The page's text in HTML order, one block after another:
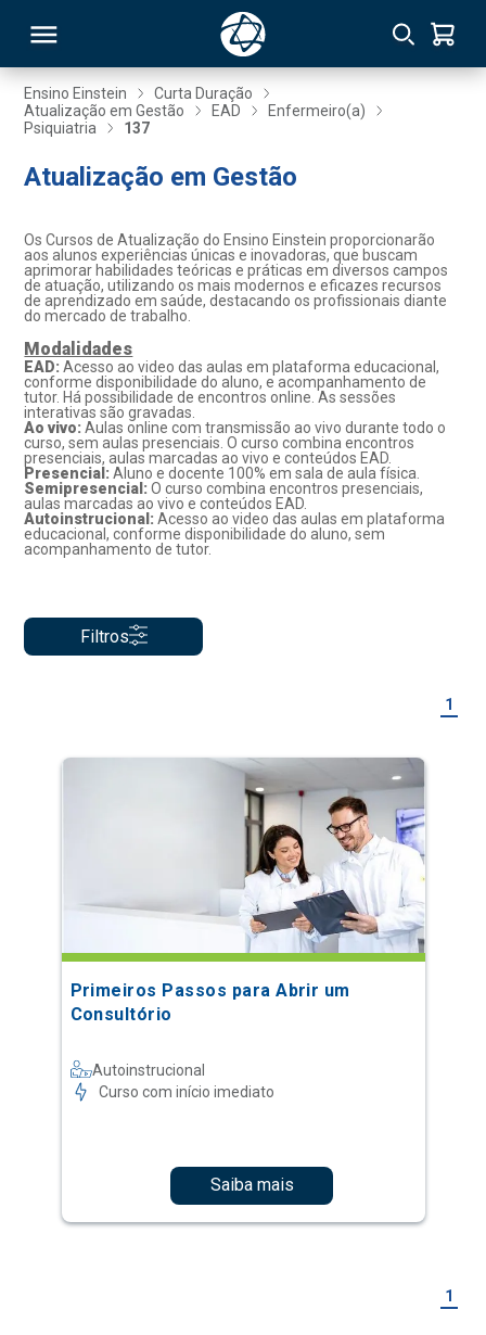
Ensino Einstein
Curta Duração
Atualização em Gestão
EAD
Enfermeiro(a)
Psiquiatria
137
Atualização em Gestão
Os Cursos de Atualização do Ensino Einstein proporcionarão
aos alunos experiências únicas e inovadoras, que buscam
aprimorar habilidades teóricas e práticas em diversos campos
de atuação, utilizando os mais modernos e eficazes recursos
de aprendizado em saúde, destacando os profissionais diante
do mercado de trabalho.
Modalidades
EAD:Acesso ao video das aulas em plataforma educacional,
conforme disponibilidade do aluno, e acompanhamento de
tutor. Há possibilidade de encontros online. As sessões
interativas são gravadas.
Ao vivo: Aulas online com transmissão ao vivo durante todo o
curso, sem aulas presenciais. O curso combina encontros
presenciais, aulas marcadas ao vivo e conteúdos EAD.
Presencial:Aluno e docente 100% em sala de aula física.
Semipresencial:O curso combina encontros presenciais,
aulas marcadas ao vivo e conteúdos EAD.
Autoinstrucional:Acesso ao video das aulas em plataforma
educacional, conforme disponibilidade do aluno, sem
acompanhamento de tutor.
Filtros
1
Primeiros Passos para Abrir um
Consultório
Autoinstrucional
Curso com início imediato
Saiba mais
1